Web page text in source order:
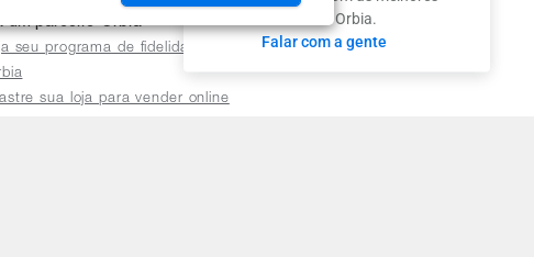
ofertas na Orbia.
Falar com a gente
um parceiro Orbia
seu programa de fidelidade para
sua loja para vender online